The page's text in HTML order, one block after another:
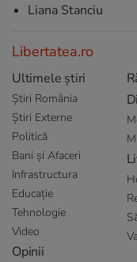
Liana Stanciu
Libertatea.ro
Ultimele știri
Știri România
Știri Externe
Politică
Bani și Afaceri
Infrastructura
Educație
Tehnologie
Video
Opinii